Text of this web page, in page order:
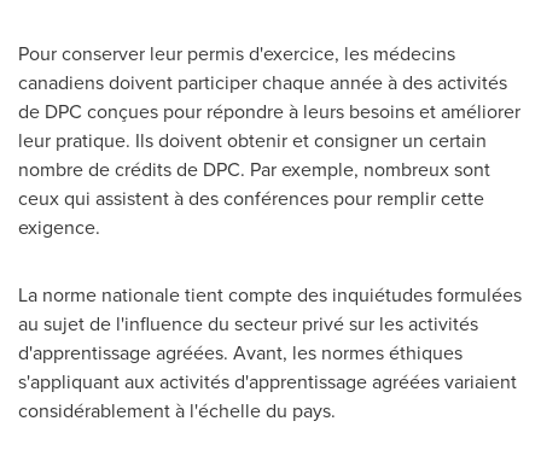
Pour conserver leur permis d'exercice, les médecins
canadiens doivent participer chaque année à des activités
de DPC conçues pour répondre à leurs besoins et améliorer
leur pratique. Ils doivent obtenir et consigner un certain
nombre de crédits de DPC. Par exemple, nombreux sont
ceux qui assistent à des conférences pour remplir cette
exigence.
La norme nationale tient compte des inquiétudes formulées
au sujet de l'influence du secteur privé sur les activités
d'apprentissage agréées. Avant, les normes éthiques
s'appliquant aux activités d'apprentissage agréées variaient
considérablement à l'échelle du pays.